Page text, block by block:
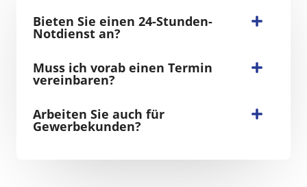
Bieten Sie einen 24-Stunden-
Notdienst an?
Muss ich vorab einen Termin
vereinbaren?
Arbeiten Sie auch für
Gewerbekunden?